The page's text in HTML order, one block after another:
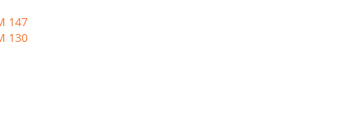
147
130